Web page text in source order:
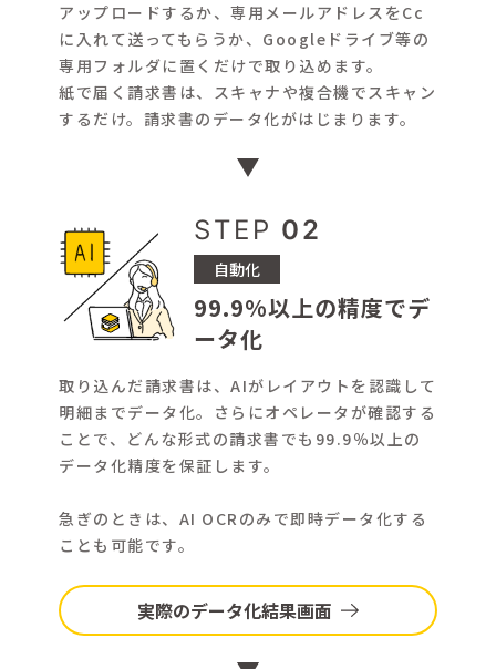
アップロードするか、専用メールアドレスをCc
に入れて送ってもらうか、Googleドライブ等の
専用フォルダに置くだけで取り込めます。
紙で届く請求書は、スキャナや複合機でスキャン
するだけ。請求書のデータ化がはじまります。
自動化
STEP 02
99.9%以上の精度でデ
ータ化
取り込んだ請求書は、AIがレイアウトを認識して
明細までデータ化。さらにオペレータが確認する
ことで、どんな形式の請求書でも99.9％以上の
データ化精度を保証します。
急ぎのときは、AI OCRのみで即時データ化する
ことも可能です。
実際のデータ化結果画面